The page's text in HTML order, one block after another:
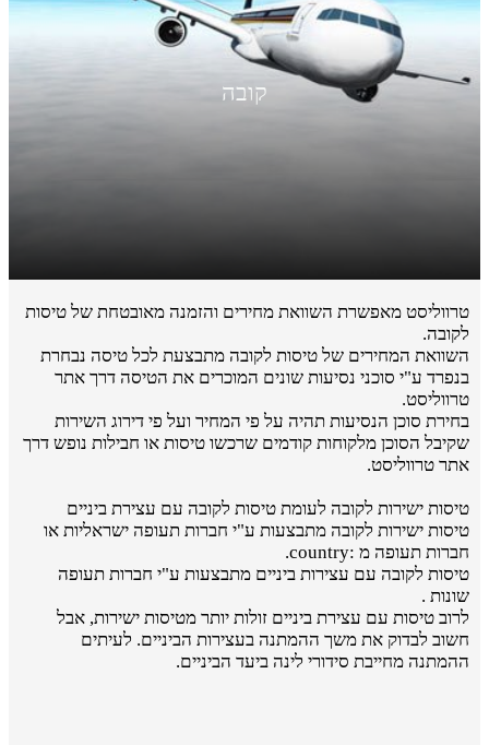
קובה
טרווליסט מאפשרת השוואת מחירים והזמנה מאובטחת של טיסות
לקובה.
השוואת המחירים של טיסות לקובה מתבצעת לכל טיסה נבחרת
בנפרד ע"י סוכני נסיעות שונים המוכרים את הטיסה דרך אתר
טרווליסט.
בחירת סוכן הנסיעות תהיה על פי המחיר ועל פי דירוג השירות
שקיבל הסוכן מלקוחות קודמים שרכשו טיסות או חבילות נופש דרך
אתר טרווליסט.
טיסות ישירות לקובה לעומת טיסות לקובה עם עצירת ביניים
טיסות ישירות לקובה מתבצעות ע"י חברות תעופה ישראליות או
חברות תעופה מ :country.
טיסות לקובה עם עצירות ביניים מתבצעות ע"י חברות תעופה
שונות .
לרוב טיסות עם עצירת ביניים זולות יותר מטיסות ישירות, אבל
חשוב לבדוק את משך ההמתנה בעצירות הביניים. לעיתים
ההמתנה מחייבת סידורי לינה ביעד הביניים.